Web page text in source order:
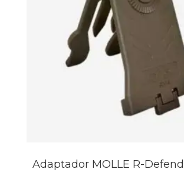
Adaptador MOLLE R-